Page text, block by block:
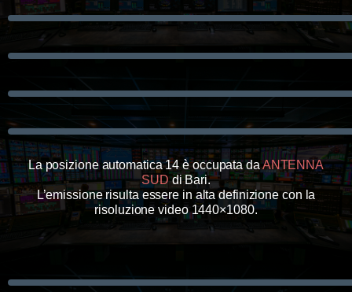
La posizione automatica 14 è occupata daANTENNA
SUDdi Bari.
L’emissione risulta essere in alta definizione con la
risoluzione video 1440×1080.